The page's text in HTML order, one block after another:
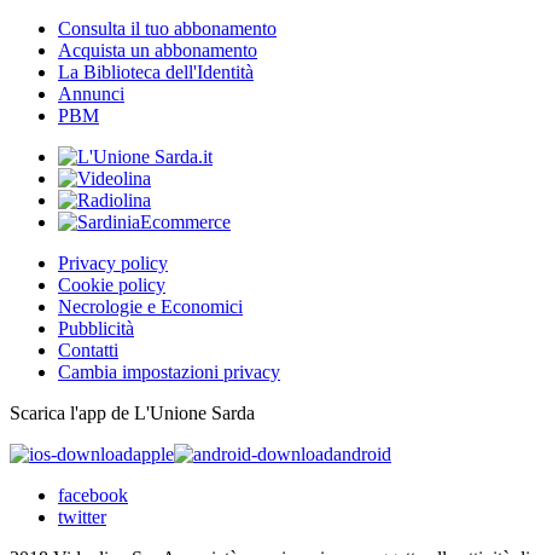
Consulta il tuo abbonamento
Acquista un abbonamento
La Biblioteca dell'Identità
Annunci
PBM
Privacy policy
Cookie policy
Necrologie e Economici
Pubblicità
Contatti
Cambia impostazioni privacy
Scarica l'app de L'Unione Sarda
apple
android
facebook
twitter